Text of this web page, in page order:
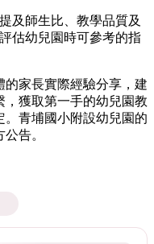
及師生比、教學品質及
估幼兒園時可參考的指
的家長實際經驗分享，建
獲取第一手的幼兒園教
青埔國小附設幼兒園的
告。